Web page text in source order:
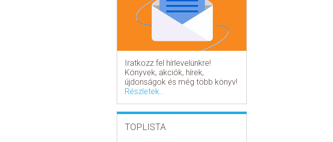
Iratkozz fel hírlevelünkre!
Könyvek, akciók, hírek,
újdonságok és még több könyv!
Részletek...
TOPLISTA